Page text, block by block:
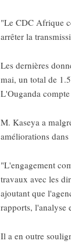
"Le CDC Afrique
arrêter la
Les dernières
mai, un total de
L'Ouganda
M. Kaseya a
améliorations dans
"L'engagement
travaux avec les
ajoutant que
rapports, l'analyse
Il a en outre